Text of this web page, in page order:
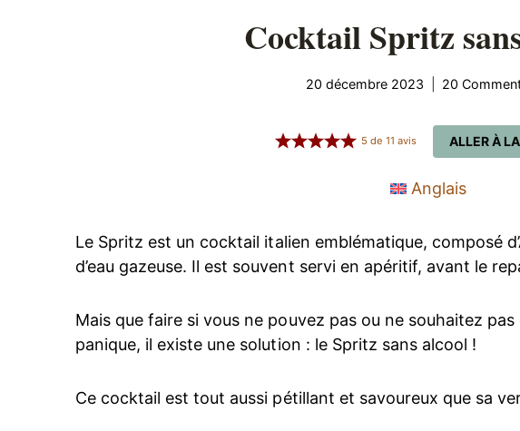
Cocktail Spritz
20 décembre 2023 20
ALLER À
5 de 11 avis
Anglais
Le Spritz est un cocktail italien emblématique, composé
d’eau gazeuse. Il est souvent servi en apéritif, avant le
Mais que faire si vous ne pouvez pas ou ne souhaitez pas
panique, il existe une solution : le Spritz sans alcool !
Ce cocktail est tout aussi pétillant et savoureux que sa